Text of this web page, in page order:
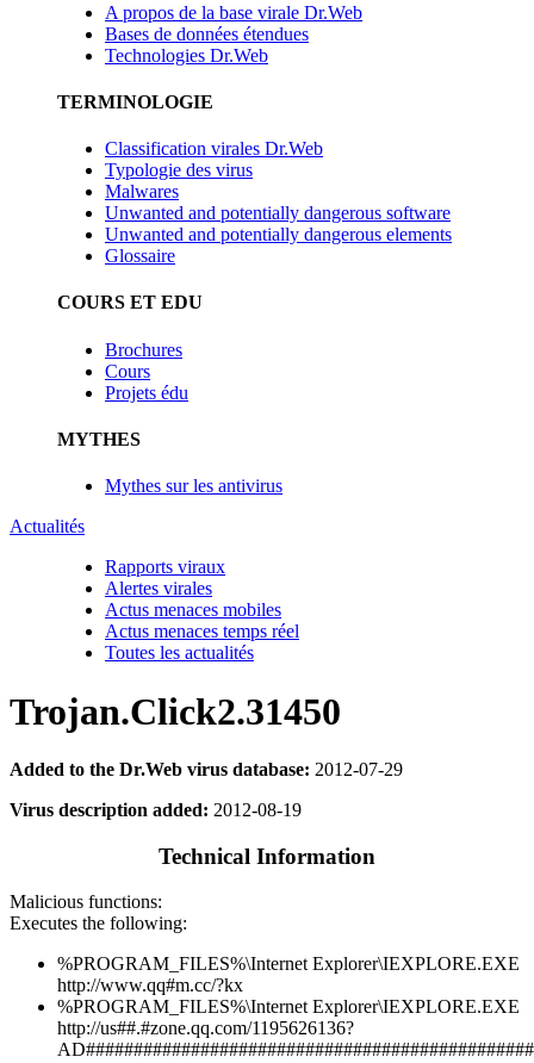
A propos de la base virale Dr.Web
Bases de données étendues
Technologies Dr.Web
TERMINOLOGIE
Classification virales Dr.Web
Typologie des virus
Malwares
Unwanted and potentially dangerous software
Unwanted and potentially dangerous elements
Glossaire
COURS ET EDU
Brochures
Cours
Projets édu
MYTHES
Mythes sur les antivirus
Actualités
Rapports viraux
Alertes virales
Actus menaces mobiles
Actus menaces temps réel
Toutes les actualités
Trojan.Click2.31450
Added to the Dr.Web virus database: 2012-07-29
Virus description added: 2012-08-19
Technical Information
Malicious functions:
Executes the following:
%PROGRAM_FILES%\Internet Explorer\IEXPLORE.EXE
http://www.qq#m.cc/?kx
%PROGRAM_FILES%\Internet Explorer\IEXPLORE.EXE
http://us##.#zone.qq.com/1195626136?